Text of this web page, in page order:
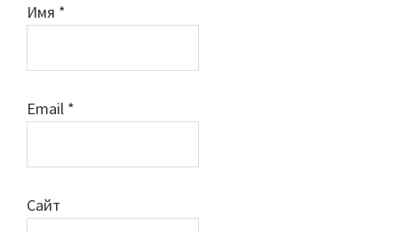
Имя *
Email *
Сайт